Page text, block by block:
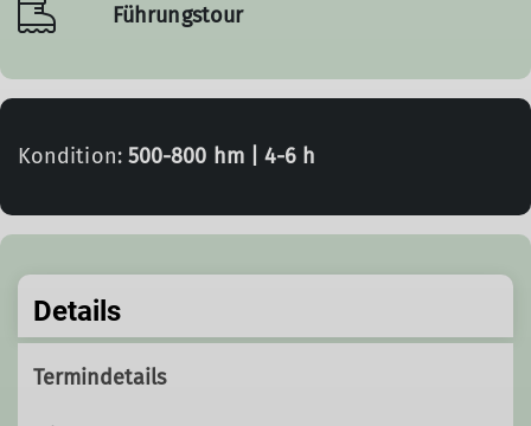
Führungstour
Kondition: 500-800 hm | 4-6 h
Details
Termindetails